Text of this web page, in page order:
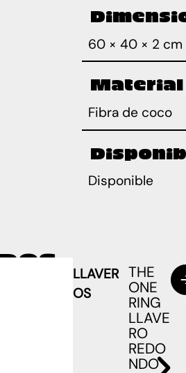
60 × 40 × 2 cm
Material
Fibra de coco
Disponible
LLAVER
OS
THE
ONE
RING
LLAVE
RO
REDO
NDO